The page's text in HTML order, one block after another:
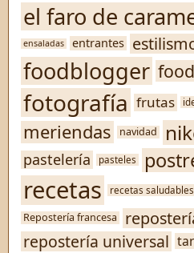
el faro de
ensaladas entrantes
foodblogger
fotografía frutas
meriendas navidad
pastelería pasteles
recetas recetas saludables
Repostería francesa
repostería universal